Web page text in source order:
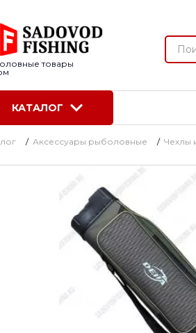
товары
КАТАЛОГ
/ Аксессуары рыболовные / Чехлы